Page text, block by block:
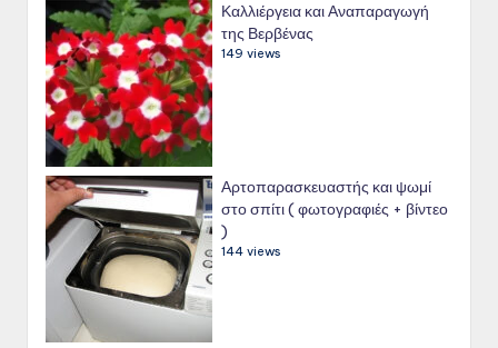
Καλλιέργεια και Αναπαραγωγή
της Βερβένας
149 views
Αρτοπαρασκευαστής και ψωμί
στο σπίτι ( φωτογραφιές + βίντεο
)
144 views